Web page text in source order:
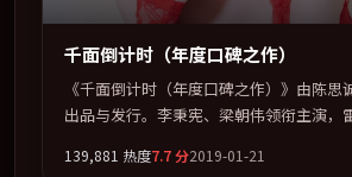
千面倒计时（年度口碑之作）
《千面倒计时（年度口碑之作）》由陈思
出品与发行。李秉宪、梁朝伟领衔主演，
的柔软书写。全片以「战争」类型为骨架
139,881 热度7.7分2019-01-21